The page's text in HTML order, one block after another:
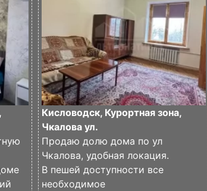
Кисловодск, Курортная зона,
Чкалова ул.
Продаю долю дома по ул
Чкалова, удобная локация.
В пешей доступности все
необходимое